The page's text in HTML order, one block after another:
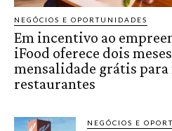
NEGÓCIOS E OPORTUNIDADES
Em incentivo ao
iFood oferece dois
mensalidade grátis para
restaurantes
NEGÓCIOS E